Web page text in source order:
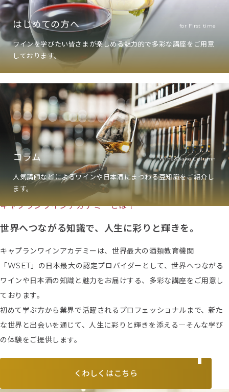
はじめての方へ for First time
ワインを学びたい皆さまが楽しめる魅力的で多彩な講座をご用意
しております。
コラム Wine&Sake Column
人気講師などによるワインや日本酒にまつわる豆知識をご紹介し
ます。
ABOUT US
キャプランワインアカデミーとは？
世界へつながる知識で、 人生に彩りと輝きを。
キャプランワインアカデミーは、世界最大の酒類教育機関
「WSET」の日本最大の認定プロバイダーとして、世界へつながる
ワインや日本酒の知識と魅力をお届けする、多彩な講座をご用意し
ております。
初めて学ぶ方から業界で活躍されるプロフェッショナルまで、新た
な世界と出会いを通じて、人生に彩りと輝きを添える―そんな学び
の体験をご提供します。
くわしくはこちら